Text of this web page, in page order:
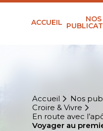
ACCUEIL NOS
Accueil
Nos
Croire & Vivre
En route avec
Voyager au